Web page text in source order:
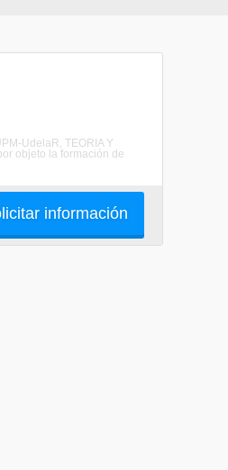
UdelaR, TEORIA Y
objeto la formación de
información